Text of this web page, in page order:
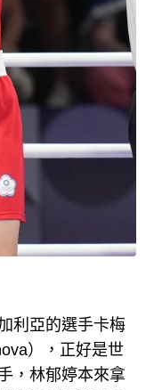
利亞的選手卡梅
），正好是世
，林郁婷本來拿